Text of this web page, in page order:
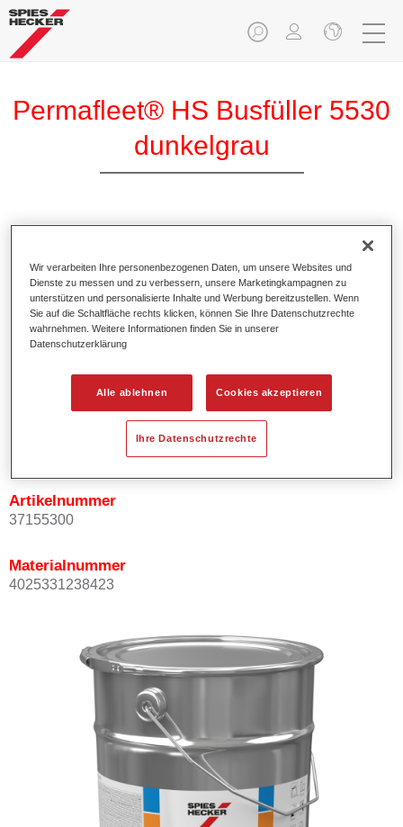
Permafleet® HS Busfüller 5530
dunkelgrau
Permafleet HS Busfüller 5530 ist ein hochwertiger 2K High
Produktmerkmale
Ermöglicht eine sichere Verarbeitung.
Bietet hohe Standfestigkeit.
Ist gut schleifbar.
Artikelnummer
37155300
Materialnummer
4025331238423
Wir verarbeiten Ihre personenbezogenen Daten, um unsere Websites und
Dienste zu messen und zu verbessern, unsere Marketingkampagnen zu
unterstützen und personalisierte Inhalte und Werbung bereitzustellen. Wenn
Sie auf die Schaltfläche rechts klicken, können Sie Ihre Datenschutzrechte
wahrnehmen. Weitere Informationen finden Sie in unserer
Datenschutzerklärung
Alle ablehnen Cookies akzeptieren
Ihre Datenschutzrechte